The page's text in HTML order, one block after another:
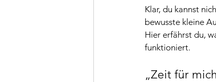
Klar, du kannst
bewusste kleine
Hier erfährst du,
funktioniert.
„Zeit für